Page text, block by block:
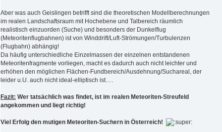
Aber was auch Geislingen betrifft sind die theoretischen Modellberechnungen
im realen Landschaftsraum mit Hochebene und Talbereich räumlich
realistisch einzuorden (Suche) und besonders der Dunkelflug
(Meteoritenflugbahnen) ist von Winddrift/Luft-Strömungen/Turbulenzen
(Flugbahn) abhängig!
Da häufig unterschiedliche Einzelmassen der einzelnen entstandenen
Meteoritenfragmente vorliegen, macht es dadurch auch nicht leichter und
erhöhen den möglichen Flächen-Fundbereich/Ausdehnung/Suchareal, der
leider u.U. auch nicht ideal-elliptisch ist….
Fazit: Wer tatsächlich was findet, ist im realen Meteoriten-Streufeld
angekommen und liegt richtig!
Viel Erfolg den mutigen Meteoriten-Suchern in Österreich!